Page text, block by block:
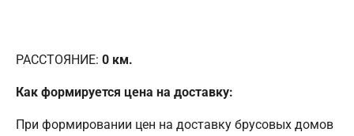
РАССТОЯНИЕ: 0 км.
Как формируется цена на доставку:
При формировании цен на доставку брусовых домов